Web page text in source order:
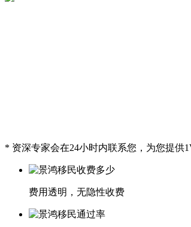
* 资深专家会在24小时内联系您，为您提供
费用透明，无隐性收费